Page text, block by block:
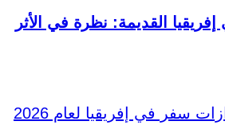
إفريقيا القديمة: نظرة في الأثر